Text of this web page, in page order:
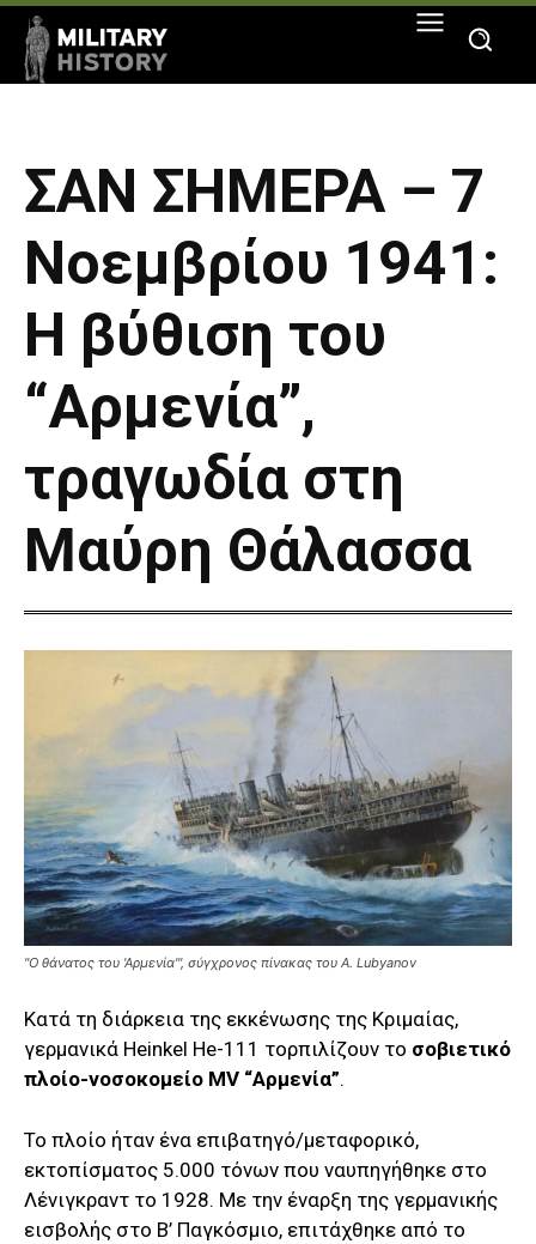
ΣΑΝ ΣΗΜΕΡΑ – 7
Νοεμβρίου 1941:
Η βύθιση του
“Αρμενία”,
τραγωδία στη
Μαύρη Θάλασσα
"Ο θάνατος του 'Αρμενία'", σύγχρονος πίνακας του A. Lubyanov
Κατά τη διάρκεια της εκκένωσης της Κριμαίας,
γερμανικά Heinkel He-111 τορπιλίζουν το σοβιετικό
πλοίο-νοσοκομείο MV “Αρμενία”.
Το πλοίο ήταν ένα επιβατηγό/μεταφορικό,
εκτοπίσματος 5.000 τόνων που ναυπηγήθηκε στο
Λένιγκραντ το 1928. Με την έναρξη της γερμανικής
εισβολής στο Β’ Παγκόσμιο, επιτάχθηκε από το